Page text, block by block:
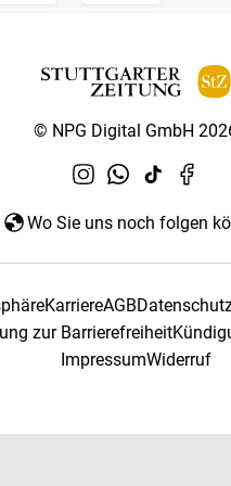
© NPG Digital GmbH
Wo Sie uns noch folgen
KarriereAGB
zur Barrierefreiheit
ImpressumWiderruf